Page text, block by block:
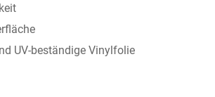
UV-beständige Vinylfolie